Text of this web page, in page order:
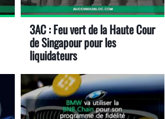
3AC : Feu vert de la Haute Cour
de Singapour pour les
liquidateurs